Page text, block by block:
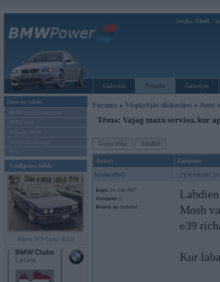
Sveiks, Viesi!
Galvenā Forums Galerijas
Ziņas un raksti
BMW modeļu jaunumi
BMW testi
Mēneša BMW
Sērijveida tūnings
Vel...
Gadījuma bilde
Alpina B7S Turbo (E12)
Forums » Vispārējās diskusijas » Auto
Tēma: Vajag mazu servisu, kur
Jauna tēma Atbildēt
Autors Ziņojums
krokodils2 28. Feb 2007,
Kopš: 14. Feb 2007
Ziņojumi: 5
Braucu ar: formula1
Mosh
e39
Kur